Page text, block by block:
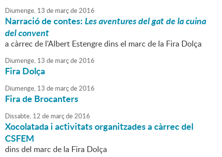
Diumenge, 13 de marçde2016
Narració de contes:Les aventures del gat de la cuina
del convent
a càrrec de l'Albert Estengre dins el marc de la Fira Dolça
Diumenge, 13 de marçde2016
Fira Dolça
Diumenge, 13 de marçde2016
Fira de Brocanters
Dissabte, 12 de marçde2016
Xocolatada i activitats organitzades a càrrec del
CSFEM
dins del marc de la Fira Dolça